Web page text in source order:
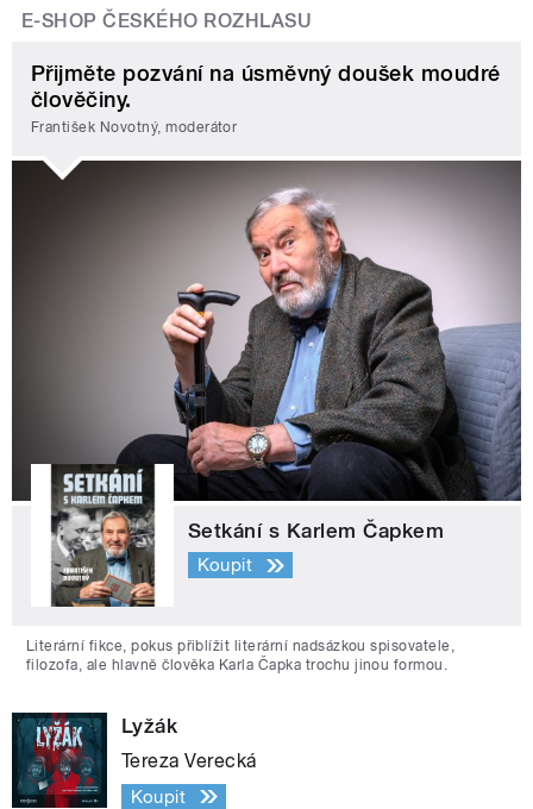
E-SHOP ČESKÉHO ROZHLASU
Přijměte pozvání na úsměvný doušek moudré
člověčiny.
František Novotný, moderátor
Setkání s Karlem Čapkem
Koupit
Literární fikce, pokus přiblížit literární nadsázkou spisovatele,
filozofa, ale hlavně člověka Karla Čapka trochu jinou formou.
Lyžák
Tereza Verecká
Koupit